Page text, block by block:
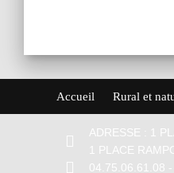
Accueil Rural et
ADRESSE : 1
1 PLACE
04.75.06.61.08 -